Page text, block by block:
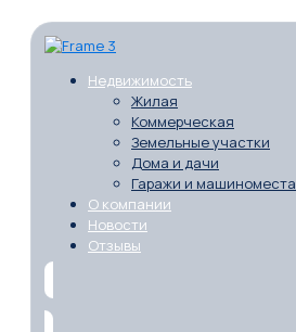
Недвижимость
Жилая
Коммерческая
Земельные участки
Дома и дачи
Гаражи и машиноместа
О компании
Новости
Отзывы